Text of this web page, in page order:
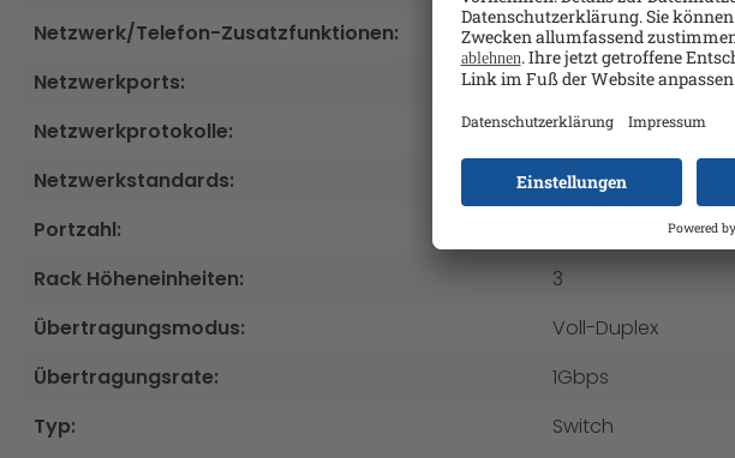
Netzwerk/Telefon-Zusatzfunktionen:
MDI Port-Erkennung
Netzwerkports:
RJ-45
Netzwerkprotokolle:
SNMP
Netzwerkstandards:
Power over Ethernet
Portzahl:
Rack Höheneinheiten:
3
Übertragungsmodus:
Voll-Duplex
Übertragungsrate:
1Gbps
Typ:
Switch